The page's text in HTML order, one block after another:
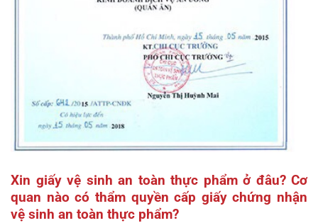
Xin giấy vệ sinh an toàn thực phẩm ở đâu? Cơ
quan nào có thẩm quyền cấp giấy chứng nhận
vệ sinh an toàn thực phẩm?